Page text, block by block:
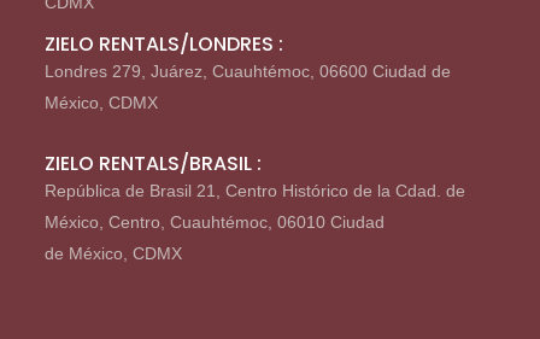
ZIELO RENTALS/LONDRES :
Londres 279, Juárez, Cuauhtémoc, 06600 Ciudad de
México, CDMX
ZIELO RENTALS/BRASIL :
República de Brasil 21, Centro Histórico de la Cdad. de
México, Centro, Cuauhtémoc, 06010 Ciudad
de México, CDMX